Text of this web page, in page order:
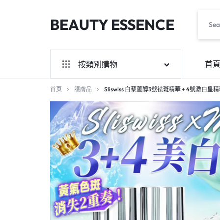
BEAUTY ESSENCE
按類別購物
潮流品牌,韓國女裝現貨
限時預購
現貨區
潮牌預訂
分類韓國女裝預訂
護膚品
環球食品
首頁
首页 護膚品 Sliswiss 白藜蘆醇3號袪斑精華 + 4號激白皇